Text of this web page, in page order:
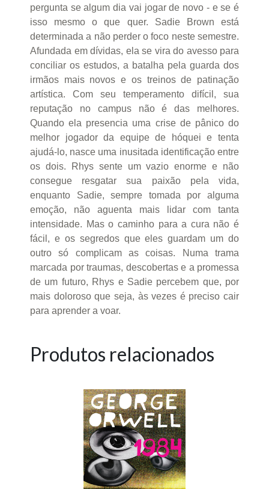
pergunta se algum dia vai jogar de novo - e se é
isso mesmo o que quer. Sadie Brown está
determinada a não perder o foco neste semestre.
Afundada em dívidas, ela se vira do avesso para
conciliar os estudos, a batalha pela guarda dos
irmãos mais novos e os treinos de patinação
artística. Com seu temperamento difícil, sua
reputação no campus não é das melhores.
Quando ela presencia uma crise de pânico do
melhor jogador da equipe de hóquei e tenta
ajudá-lo, nasce uma inusitada identificação entre
os dois. Rhys sente um vazio enorme e não
consegue resgatar sua paixão pela vida,
enquanto Sadie, sempre tomada por alguma
emoção, não aguenta mais lidar com tanta
intensidade. Mas o caminho para a cura não é
fácil, e os segredos que eles guardam um do
outro só complicam as coisas. Numa trama
marcada por traumas, descobertas e a promessa
de um futuro, Rhys e Sadie percebem que, por
mais doloroso que seja, às vezes é preciso cair
para aprender a voar.
Produtos relacionados